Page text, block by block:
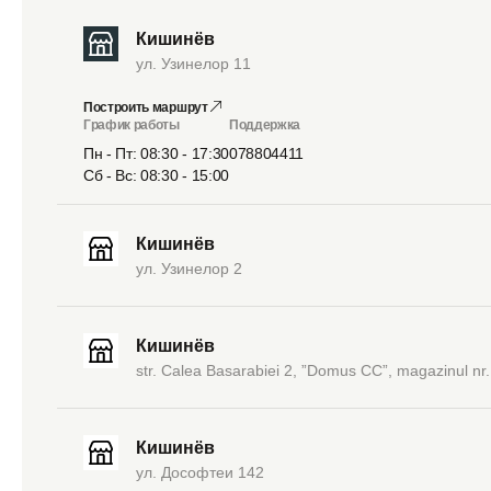
Кишинёв
ул. Узинелор 11
Построить маршрут
График работы
Пн - Пт: 08:30 - 17:30
Сб - Вс: 08:30 - 15:00
Поддержка
078804411
Кишинёв
ул. Узинелор 2
Кишинёв
str. Calea Basarabiei 2, ”Domus CC”, magazinul
Кишинёв
ул. Дософтеи 142